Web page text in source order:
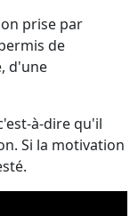
prise par
de
d'une
à-dire qu'il
Si la motivation